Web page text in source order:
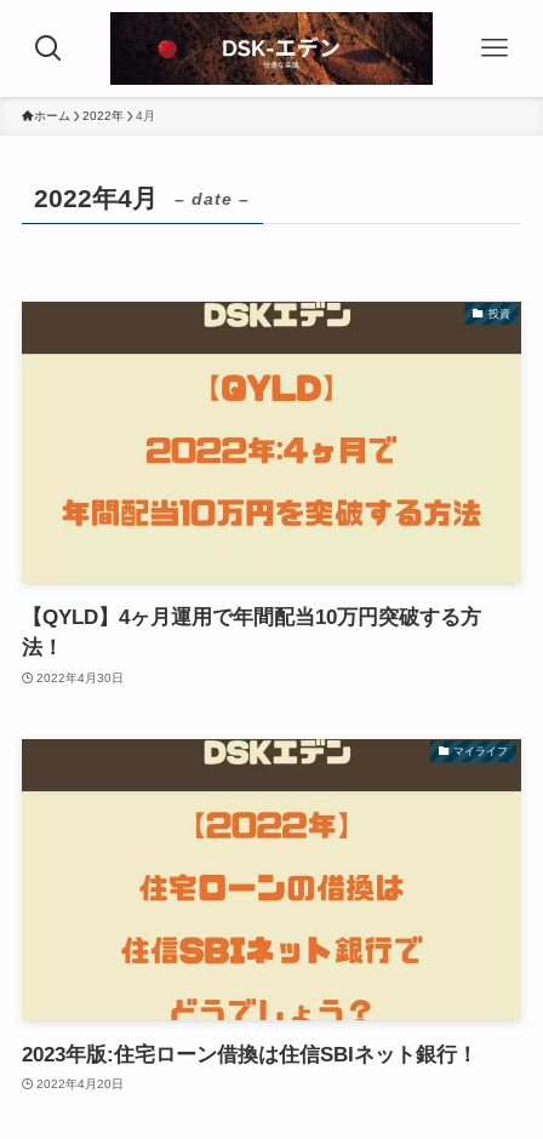
ホーム 2022年 4月
2022年4月 – date –
投資
【QYLD】4ヶ月運用で年間配当10万円突破する方
法！
2022年4月30日
マイライフ
2023年版:住宅ローン借換は住信SBIネット銀行！
2022年4月20日